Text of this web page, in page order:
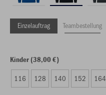
Einzelauftrag Teambestellung
Kinder (38,00 €)
116 128 140 152 164